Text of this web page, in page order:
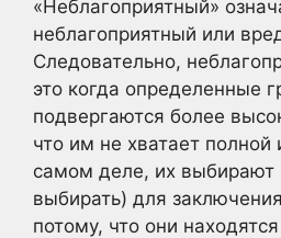
«Неблагоприятный»
неблагоприятный или
Следовательно,
это когда определенные
подвергаются более
что им не хватает
самом деле, их
выбирать) для
потому, что они